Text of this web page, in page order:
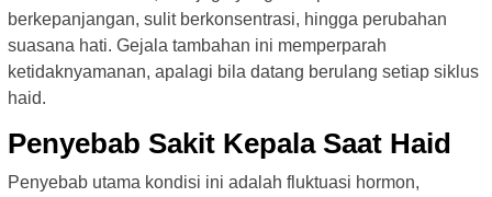
berkepanjangan, sulit berkonsentrasi, hingga perubahan
suasana hati. Gejala tambahan ini memperparah
ketidaknyamanan, apalagi bila datang berulang setiap siklus
haid.
Penyebab Sakit Kepala Saat Haid
Penyebab utama kondisi ini adalah fluktuasi hormon,